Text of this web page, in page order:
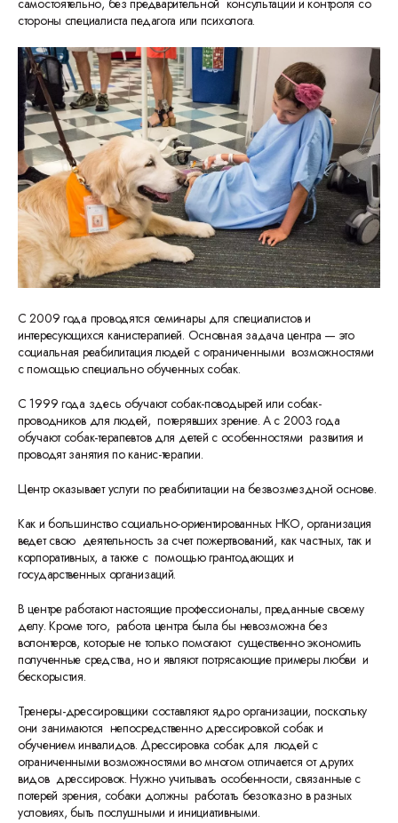
стороны специалиста педагога или психолога.
С 2009 года проводятся семинары для специалистов и
интересующихся канистерапией. Основная задача центра — это
социальная реабилитация людей с ограниченными возможностями
с помощью специально обученных собак.
С 1999 года здесь обучают собак-поводырей или собак-
проводников для людей, потерявших зрение. А с 2003 года
обучают собак-терапевтов для детей с особенностями развития и
проводят занятия по канис-терапии.
Центр оказывает услуги по реабилитации на безвозмездной основе.
Как и большинство социально-ориентированных НКО, организация
ведет свою деятельность за счет пожертвований, как частных, так и
корпоративных, а также с помощью грантодающих и
государственных организаций.
В центре работают настоящие профессионалы, преданные своему
делу. Кроме того, работа центра была бы невозможна без
волонтеров, которые не только помогают существенно экономить
полученные средства, но и являют потрясающие примеры любви и
бескорыстия.
Тренеры-дрессировщики составляют ядро организации, поскольку
они занимаются непосредственно дрессировкой собак и
обучением инвалидов. Дрессировка собак для людей с
ограниченными возможностями во многом отличается от других
видов дрессировок. Нужно учитывать особенности, связанные с
потерей зрения, собаки должны работать безотказно в разных
условиях, быть послушными и инициативными.